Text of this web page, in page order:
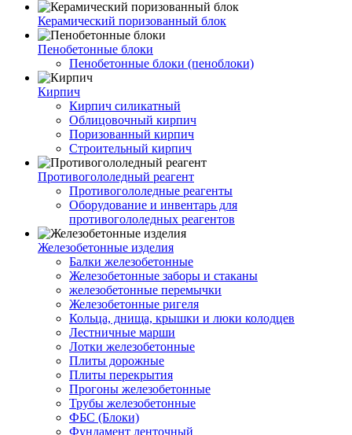
Керамический поризованный блок
Пенобетонные блоки
Пенобетонные блоки (пеноблоки)
Кирпич
Кирпич силикатный
Облицовочный кирпич
Поризованный кирпич
Строительный кирпич
Противогололедный реагент
Противогололедные реагенты
Оборудование и инвентарь для
противогололедных реагентов
Железобетонные изделия
Балки железобетонные
Железобетонные заборы и стаканы
железобетонные перемычки
Железобетонные ригеля
Кольца, днища, крышки и люки колодцев
Лестничные марши
Лотки железобетонные
Плиты дорожные
Плиты перекрытия
Прогоны железобетонные
Трубы железобетонные
ФБС (Блоки)
Фундамент ленточный